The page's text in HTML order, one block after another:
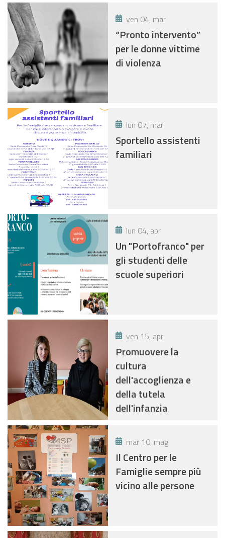
ven 04, mar
“Pronto intervento”
per le donne vittime
di violenza
lun 07, mar
Sportello assistenti
familiari
lun 04, apr
Un "Portofranco" per
gli studenti delle
scuole superiori
ven 15, apr
Promuovere la
cultura
dell'accoglienza e
della tutela
dell'infanzia
mar 10, mag
Il Centro per le
Famiglie sempre più
vicino alle persone